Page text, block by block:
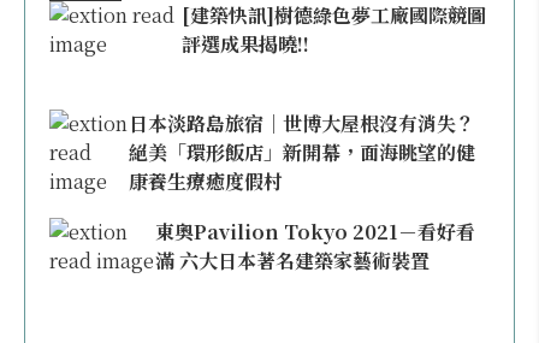
[建築快訊]樹德綠色夢工廠國際競圖
評選成果揭曉!!
日本淡路島旅宿｜世博大屋根沒有消失？
絕美「環形飯店」新開幕，面海眺望的健
康養生療癒度假村
東奧Pavilion Tokyo 2021－看好看
滿 六大日本著名建築家藝術裝置